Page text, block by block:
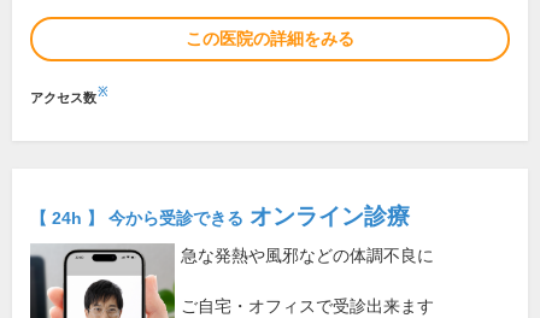
この医院の詳細をみる
アクセス数※
【 24h 】 今から受診できる オンライン診療
急な発熱や風邪などの体調不良に
ご自宅・オフィスで受診出来ます